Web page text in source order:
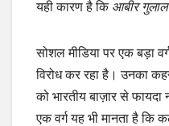
यही कारण है कि आबीर गुलाल
सोशल मीडिया पर एक बड़ा
विरोध कर रहा है। उनका
को भारतीय बाज़ार से फायदा
एक वर्ग यह भी मानता है कि